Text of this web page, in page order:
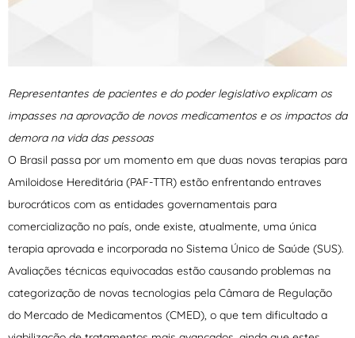
Representantes de pacientes e do poder legislativo explicam os
impasses na aprovação de novos medicamentos e os impactos da
demora na vida das pessoas
O Brasil passa por um momento em que duas novas terapias para
Amiloidose Hereditária (PAF-TTR) estão enfrentando entraves
burocráticos com as entidades governamentais para
comercialização no país, onde existe, atualmente, uma única
terapia aprovada e incorporada no Sistema Único de Saúde (SUS).
Avaliações técnicas equivocadas estão causando problemas na
categorização de novas tecnologias pela Câmara de Regulação
do Mercado de Medicamentos (CMED), o que tem dificultado a